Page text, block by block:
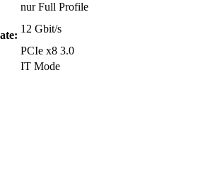
nur Full Profile
12 Gbit/s
PCIe x8 3.0
IT Mode